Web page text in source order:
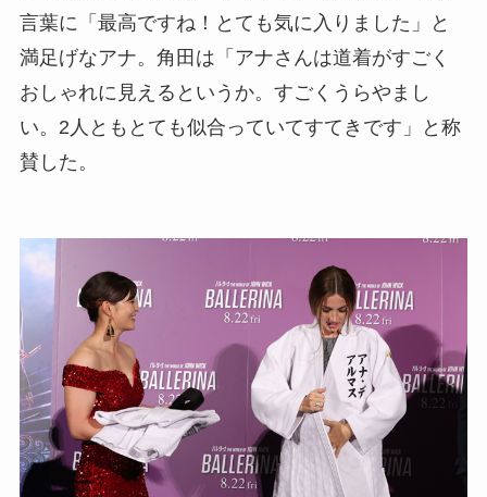
言葉に「最高ですね！とても気に入りました」と
満足げなアナ。角田は「アナさんは道着がすごく
おしゃれに見えるというか。すごくうらやまし
い。2人ともとても似合っていてすてきです」と称
賛した。